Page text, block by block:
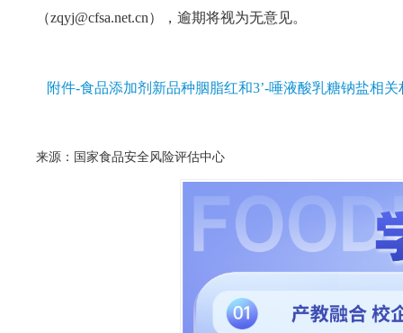
（zqyj@cfsa.net.cn），逾期将视为无意见。
附件-食品添加剂新品种胭脂红和3’-唾液酸乳糖钠盐相关
来源：国家食品安全风险评估中心